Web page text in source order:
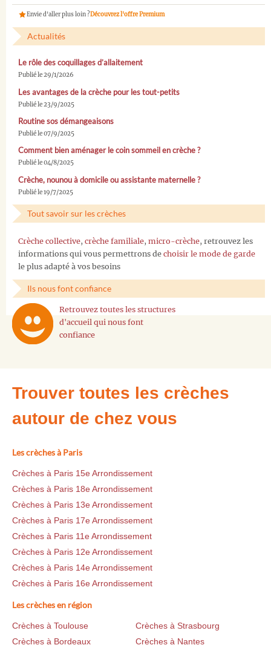
Envie d'aller plus loin ?Découvrez l'offre Premium
Actualités
Le rôle des coquillages d’allaitement
Publié le 29/1/2026
Les avantages de la crèche pour les tout-petits
Publié le 23/9/2025
Routine sos démangeaisons
Publié le 07/9/2025
Comment bien aménager le coin sommeil en crèche ?
Publié le 04/8/2025
Crèche, nounou à domicile ou assistante maternelle ?
Publié le 19/7/2025
Tout savoir sur les crèches
Crèche collective, crèche familiale, micro-crèche, retrouvez les
informations qui vous permettrons de choisir le mode de garde
le plus adapté à vos besoins
Ils nous font confiance
Retrouvez toutes les structures
d'accueil qui nous font
confiance
Trouver toutes les crèches
autour de chez vous
Les crèches à Paris
Crèches à Paris 15e Arrondissement
Crèches à Paris 18e Arrondissement
Crèches à Paris 13e Arrondissement
Crèches à Paris 17e Arrondissement
Crèches à Paris 11e Arrondissement
Crèches à Paris 12e Arrondissement
Crèches à Paris 14e Arrondissement
Crèches à Paris 16e Arrondissement
Les crèches en région
Crèches à Toulouse
Crèches à Strasbourg
Crèches à Bordeaux
Crèches à Nantes